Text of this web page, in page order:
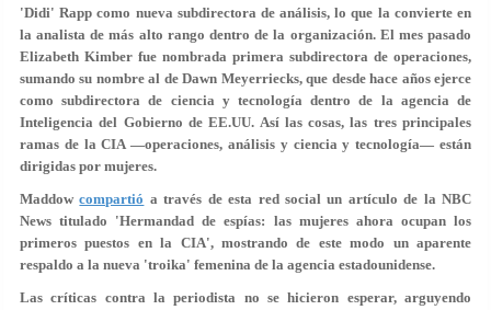
'Didi' Rapp como nueva subdirectora de análisis, lo que la convierte en
la analista de más alto rango dentro de la organización. El mes pasado
Elizabeth Kimber fue nombrada primera subdirectora de operaciones,
sumando su nombre al de Dawn Meyerriecks, que desde hace años ejerce
como subdirectora de ciencia y tecnología dentro de la agencia de
Inteligencia del Gobierno de EE.UU. Así las cosas, las tres principales
ramas de la CIA —operaciones, análisis y ciencia y tecnología— están
dirigidas por mujeres.
Maddowcompartió a través de esta red social un artículo de la NBC
News titulado 'Hermandad de espías: las mujeres ahora ocupan los
primeros puestos en la CIA', mostrando de este modo un aparente
respaldo a la nueva 'troika' femenina de la agencia estadounidense.
Las críticas contra la periodista no se hicieron esperar, arguyendo